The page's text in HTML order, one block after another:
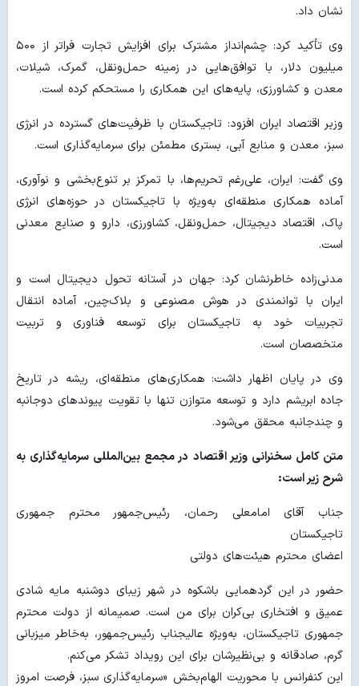
نشان داد.
وی تأکید کرد: چشم‌انداز مشترک برای افزایش تجارت فراتر از ۵۰۰
میلیون دلار، با توافق‌هایی در زمینه حمل‌ونقل، گمرک، شیلات،
معدن و کشاورزی، پایه‌های این همکاری را مستحکم کرده است.
وزیر اقتصاد ایران افزود: تاجیکستان با ظرفیت‌های گسترده در انرژی
سبز، معدن و منابع آبی، بستری مطمئن برای سرمایه‌گذاری است.
وی گفت: ایران، علی‌رغم تحریم‌ها، با تمرکز بر تنوع‌بخشی و نوآوری،
آماده همکاری منطقه‌ای به‌ویژه با تاجیکستان در حوزه‌های انرژی
پاک، اقتصاد دیجیتال، حمل‌ونقل، کشاورزی، دارو و صنایع معدنی
است.
مدنی‌زاده خاطرنشان کرد: جهان در آستانه تحول دیجیتال است و
ایران با توانمندی در هوش مصنوعی و بلاک‌چین، آماده انتقال
تجربیات خود به تاجیکستان برای توسعه فناوری و تربیت
متخصصان است.
وی در پایان اظهار داشت: همکاری‌های منطقه‌ای، ریشه در تاریخ
جاده ابریشم دارد و توسعه متوازن تنها با تقویت پیوندهای دوجانبه
و چندجانبه محقق می‌شود.
متن کامل سخنرانی وزیر اقتصاد در مجمع بین‌المللی سرمایه‌گذاری به
شرح زیر است:
جناب آقای امامعلی رحمان، رئیس‌جمهور محترم جمهوری
تاجیکستان
اعضای محترم هیئت‌های دولتی
حضور در این گردهمایی باشکوه در شهر زیبای دوشنبه مایه شادی
عمیق و افتخاری بی‌کران برای من است. صمیمانه از دولت محترم
جمهوری تاجیکستان، به‌ویژه عالیجناب رئیس‌جمهور، به‌خاطر میزبانی
گرم، صادقانه و بی‌نظیرشان برای این رویداد تشکر می‌کنم.
این کنفرانس با محوریت الهام‌بخش «سرمایه‌گذاری سبز، فرصت امروز